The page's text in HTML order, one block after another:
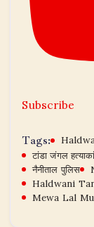
Subscribe
Tags:
टांडा जंगल
नैनीताल पुलिस
Haldwani
Mewa Lal